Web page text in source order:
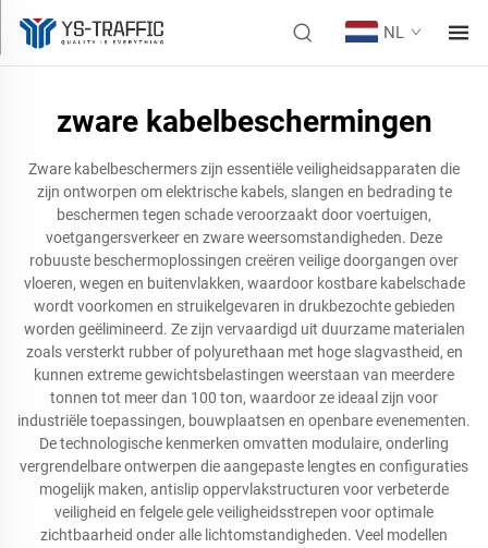
NL
zware kabelbeschermingen
Zware kabelbeschermers zijn essentiële veiligheidsapparaten die
zijn ontworpen om elektrische kabels, slangen en bedrading te
beschermen tegen schade veroorzaakt door voertuigen,
voetgangersverkeer en zware weersomstandigheden. Deze
robuuste beschermoplossingen creëren veilige doorgangen over
vloeren, wegen en buitenvlakken, waardoor kostbare kabelschade
wordt voorkomen en struikelgevaren in drukbezochte gebieden
worden geëlimineerd. Ze zijn vervaardigd uit duurzame materialen
zoals versterkt rubber of polyurethaan met hoge slagvastheid, en
kunnen extreme gewichtsbelastingen weerstaan van meerdere
tonnen tot meer dan 100 ton, waardoor ze ideaal zijn voor
industriële toepassingen, bouwplaatsen en openbare evenementen.
De technologische kenmerken omvatten modulaire, onderling
vergrendelbare ontwerpen die aangepaste lengtes en configuraties
mogelijk maken, antislip oppervlakstructuren voor verbeterde
veiligheid en felgele gele veiligheidsstrepen voor optimale
zichtbaarheid onder alle lichtomstandigheden. Veel modellen